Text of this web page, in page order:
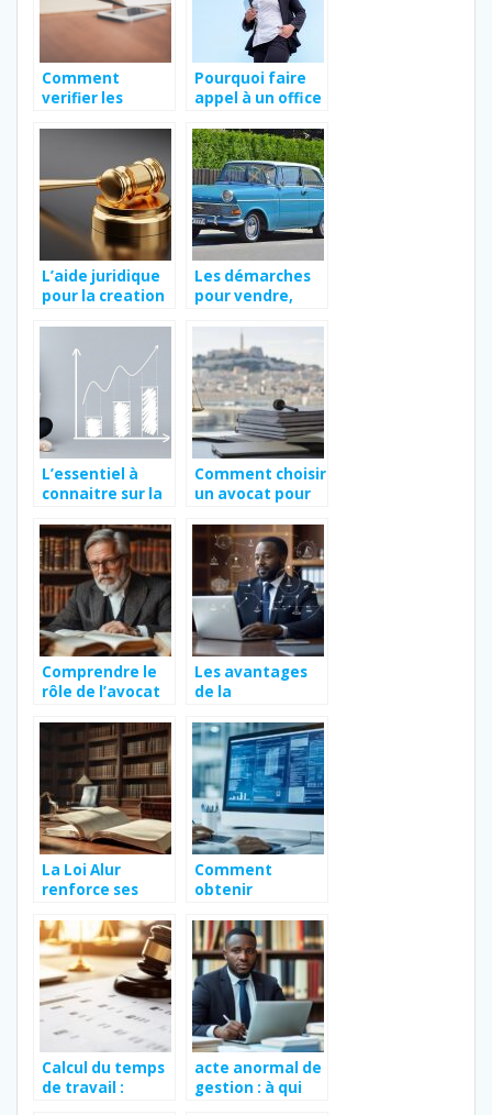
Comment
verifier les
Pourquoi faire
appel à un office
L’aide juridique
pour la creation
Les démarches
pour vendre,
assurer un
véhicule de
collection
L’essentiel à
connaitre sur la
juridique
Comment choisir
un avocat pour
d’enfant à
Marseille ?
Comprendre le
rôle de l’avocat
d’expropriation :
étapes clés et
conseils
pratiques
Les avantages
de la
pour consulter
un avocat
spécialisé en
droit des
personnes
La Loi Alur
renforce ses
combat contre
les logements
indécents
Comment
obtenir
extrait kbis pour
votre entreprise
?
Calcul du temps
de travail :
acte anormal de
gestion : à qui